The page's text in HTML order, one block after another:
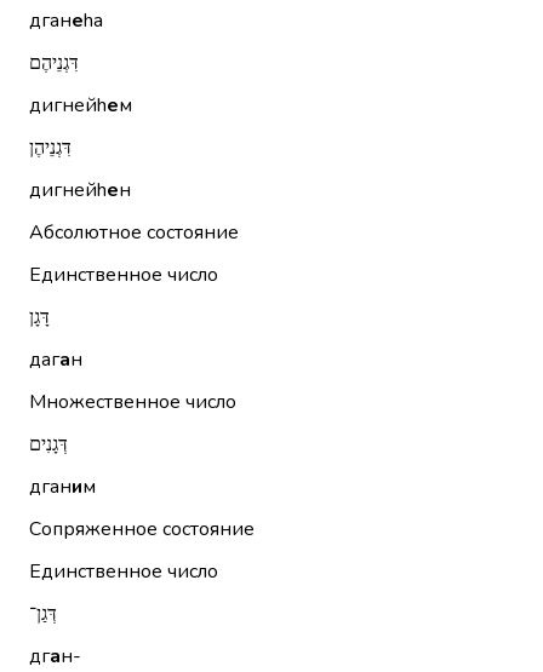
дганеhа
דִּגְנֵיהֶם
дигнейhем
דִּגְנֵיהֶן
дигнейhен
Абсолютное состояние
Единственное число
דָּגָן
даган
Множественное число
דְּגָנִים
дганим
Сопряженное состояние
Единственное число
דְּגַן־
дган-